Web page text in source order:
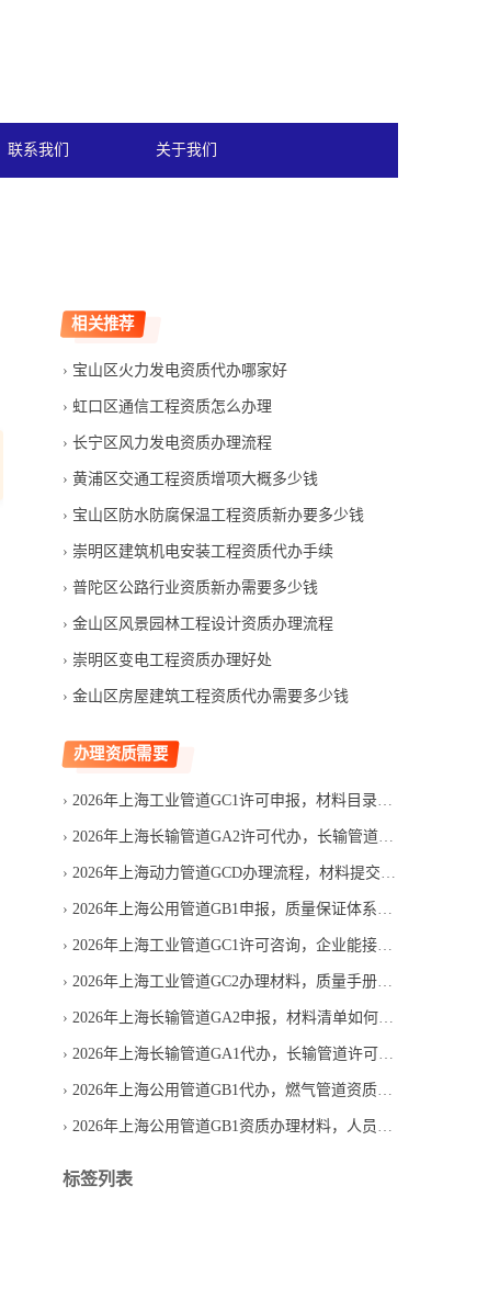
联系我们 关于我们
相关推荐
宝山区火力发电资质代办哪家好
虹口区通信工程资质怎么办理
长宁区风力发电资质办理流程
黄浦区交通工程资质增项大概多少钱
宝山区防水防腐保温工程资质新办要多少钱
崇明区建筑机电安装工程资质代办手续
普陀区公路行业资质新办需要多少钱
金山区风景园林工程设计资质办理流程
崇明区变电工程资质办理好处
金山区房屋建筑工程资质代办需要多少钱
办理资质需要
2026年上海工业管道GC1许可申报，材料目录应如何逐项核对
2026年上海长输管道GA2许可代办，长输管道服务机构哪家靠谱
2026年上海动力管道GCD办理流程，材料提交后如何推进
2026年上海公用管道GB1申报，质量保证体系如何搭建
2026年上海工业管道GC1许可咨询，企业能接哪些工艺管道工程
2026年上海工业管道GC2办理材料，质量手册怎么准备
2026年上海长输管道GA2申报，材料清单如何避免漏项
2026年上海长输管道GA1代办，长输管道许可服务怎么选
2026年上海公用管道GB1代办，燃气管道资质新办找机构要问什么
2026年上海公用管道GB1资质办理材料，人员证书如何匹配
标签列表